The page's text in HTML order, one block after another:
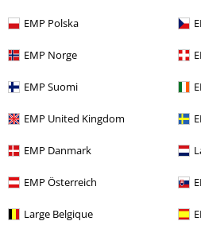
EMP Polska
EMP Norge
EMP Suomi
EMP United Kingdom
EMP Danmark
EMP Österreich
Large Belgique
5 Bewertungen
Körpergröße in
Gekaufte Größe: M
T- Shirt
Passt sehr gut
Die Farben sind auch nach dem
Gute Qualität.